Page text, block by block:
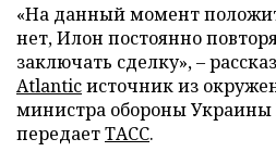
«На данный момент
нет, Илон постоянно
заключать сделку», –
Atlanticисточник из
министра обороны
передаетТАСС.